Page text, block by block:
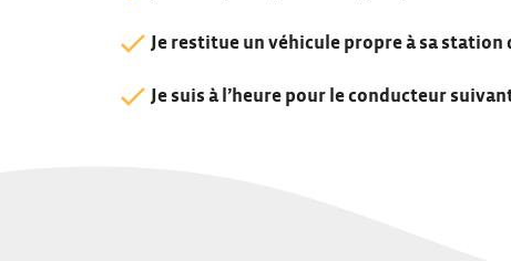
Je restitue un véhicule propre à sa station
Je suis à l’heure pour le conducteur